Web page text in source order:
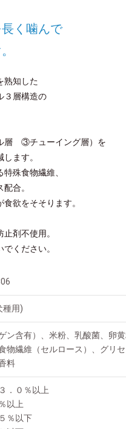
く噛んで
熟知した
３層構造の
③チューイング層）を
ます。
殊食物繊維、
合。
欲をそそります。
剤不使用。
ください。
種用)
ン含有）、米粉、乳酸菌、卵黄
物繊維（セルロース）、グリ
料
．０％以上
以上
％以下